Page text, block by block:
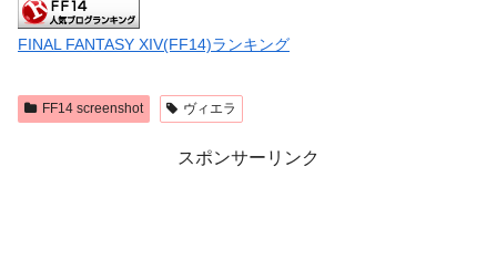
FINAL FANTASY XIV(FF14)ランキング
FF14 screenshot ヴィエラ
スポンサーリンク